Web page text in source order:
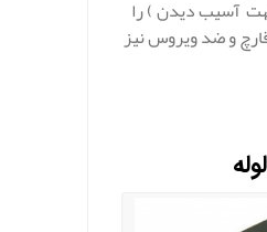
آسیب دیدن ) را
و ضد ویروس نیز